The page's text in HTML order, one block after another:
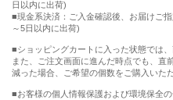
日以内に出荷)
■現金系決済：ご入金確認後、お届けご
～5日以内に出荷)
■ショッピングカートに入った状態では
また、ご注文画面に進んだ時点でも、直
減った場合、ご希望の個数をご購入いた
■お客様の個人情報保護および環境保全